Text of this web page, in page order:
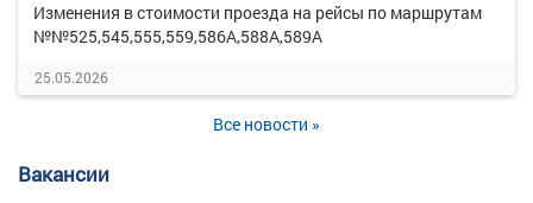
Изменения в стоимости проезда на рейсы по маршрутам
№№525,545,555,559,586А,588А,589А
25.05.2026
Все новости »
Вакансии